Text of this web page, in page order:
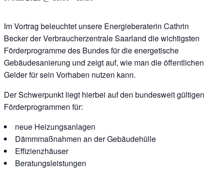
Im Vortrag beleuchtet unsere Energieberaterin Cathrin
Becker der Verbraucherzentrale Saarland die wichtigsten
Förderprogramme des Bundes für die energetische
Gebäudesanierung und zeigt auf, wie man die öffentlichen
Gelder für sein Vorhaben nutzen kann.
Der Schwerpunkt liegt hierbei auf den bundesweit gültigen
Förderprogrammen für:
neue Heizungsanlagen
Dämmmaßnahmen an der Gebäudehülle
Effizienzhäuser
Beratungsleistungen